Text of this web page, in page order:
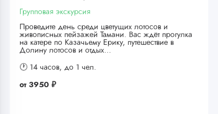
Групповая экскурсия
Проведите день среди цветущих лотосов и
живописных пейзажей Тамани. Вас ждёт прогулка
на катере по Казачьему Ерику, путешествие в
Долину лотосов и отдых…
🕐 14 часов, до 1 чел.
от 3950 ₽